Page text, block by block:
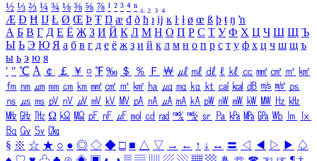
½ ⅓ ⅔ ¼ ¾ ⅛ ⅜ ⅝ ⅞ ¹ ² ³ ⁴ ⁿ ₁ ₂ ₃ ₄
Æ Ð Ħ Ĳ Ł Ø Œ Þ Ŧ Ŋ æ đ ð ħ ı ĳ ĸ ŀ ł ø œ ß þ ŧ ŋ ŉ
А Б В Г Д Е Ё Ж З И Й К Л М Н О П Р С Т У Ф Х Ц Ч Ш Щ Ъ
Ы Ь Э Ю Я а б в г д е ё ж з и й к л м н о п р с т у ф х ц ч ш щ ъ
ы ь э ю я
′ ″ ℃ Å ￠ ￡ ￥ ¤ ℉ ‰ ＄ ％ Ｆ ￦ ㎕ ㎖ ㎗ ℓ ㎘ ㏄ ㎣ ㎤ ㎥ ㎦
㎙ ㎚ ㎛ ㎜ ㎝ ㎞ ㎟ ㎠ ㎡ ㎢ ㏊ ㎍ ㎎ ㎏ ㏏ ㎈ ㎉ ㏈ ㎧ ㎨ ㎰
㎱ ㎲ ㎳ ㎴ ㎵ ㎶ ㎷ ㎸ ㎹ ㎀ ㎁ ㎂ ㎃ ㎄ ㎺ ㎻ ㎽ ㎾ ㎿ ㎐ ㎑
㎒ ㎓ ㎔ Ω ㏀ ㏁ ㎊ ㎋ ㎌ ㏖ ㏅ ㎭ ㎮ ㎯ ㏛ ㎩ ㎪ ㎫ ㎬ ㏝ ㏐
㏓
㏃ ㏉ ㏜ ㏆
§ ※ ☆ ★ ○ ● ◎ ◇ ◆ □ ■ △ ▽ → ← ↑ ↓ ↔ 〓 ◁ ◀ ▷ ▶ ♤